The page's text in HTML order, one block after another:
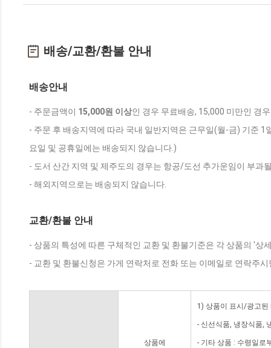
배송/교환/환불 안내
배송안내
- 주문금액이 15,000원 이상인 경우 무료배송, 15,000 미만인 경
- 주문 후 배송지역에 따라 국내 일반지역은 근무일(월-금) 기준
요일 및 공휴일에는 배송되지 않습니다.)
- 도서 산간 지역 및 제주도의 경우는 항공/도선 추가운임이 부과
- 해외지역으로는 배송되지 않습니다.
교환/환불 안내
- 상품의 특성에 따른 구체적인 교환 및 환불기준은 각 상품의 '상
- 교환 및 환불신청은 가게 연락처로 전화 또는 이메일로 연락주
상품에
1) 상품이 표시/광고된
- 신선식품, 냉장식품,
- 기타 상품 : 수령일로